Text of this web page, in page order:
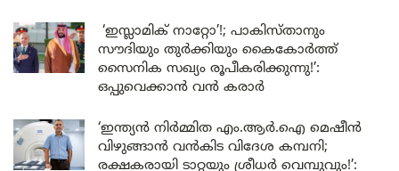
‘ഇസ്ലാമിക് നാറ്റോ’!; പാകിസ്താനും
സൗദിയും തുർക്കിയും കൈകോർത്ത്
സൈനിക സഖ്യം രൂപീകരിക്കുന്നു!’:
ഒപ്പുവെക്കാൻ വൻ കരാർ
‘ഇന്ത്യൻ നിർമ്മിത എം.ആർ.ഐ മെഷീൻ
വിഴുങ്ങാൻ വൻകിട വിദേശ കമ്പനി;
രക്ഷകരായി ടാറ്റയും ശ്രീധർ വെമ്പുവും!’: